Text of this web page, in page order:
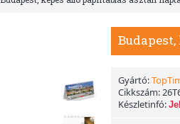
Gyártó:
Cikkszám:
Készletinfó: